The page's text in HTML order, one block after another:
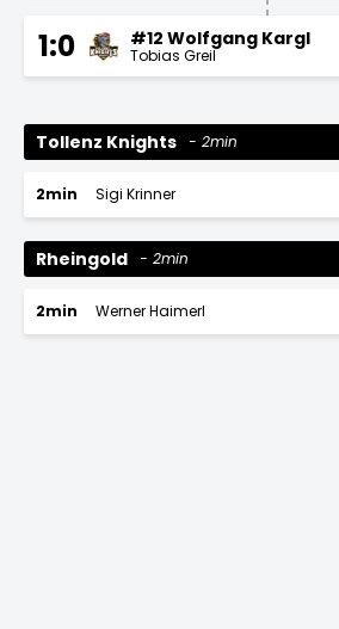
1:0 #12 Wolfgang Kargl
Tobias Greil
Tollenz Knights 2min
2min Sigi Krinner
Rheingold 2min
2min Werner Haimerl